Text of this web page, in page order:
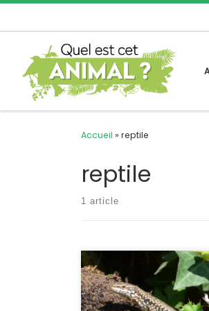
Accueil » reptile
reptile
1 article
La fiche du lézard des
datait de décembre 2010. A
les guides naturalistes ne
en compte que deux